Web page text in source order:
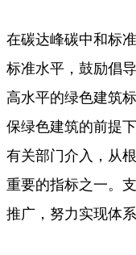
在碳达峰碳中和标
标准水平，鼓励倡
高水平的绿色建筑
保绿色建筑的前提
有关部门介入，从
重要的指标之一。
推广，努力实现体系